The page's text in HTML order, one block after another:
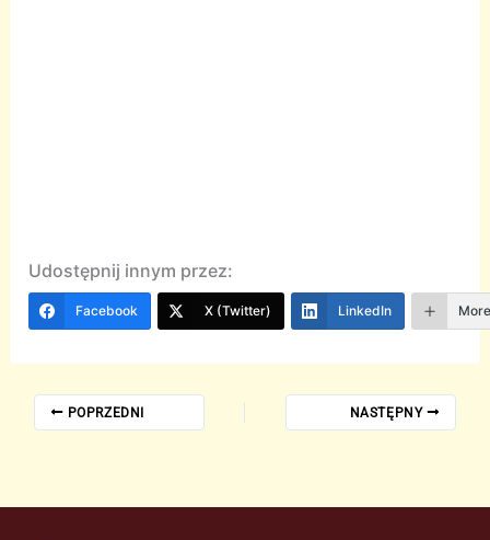
Udostępnij innym przez:
Facebook X (Twitter) LinkedIn
POPRZEDNI NASTĘPNY